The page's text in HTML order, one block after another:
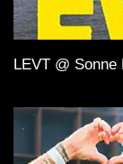
LEVT @ Sonne